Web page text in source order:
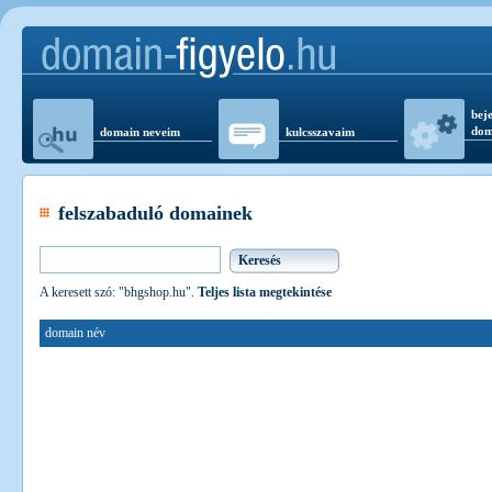
domain neveim kulcsszavaim
felszabaduló domainek
A keresett szó: "bhgshop.hu". Teljes lista megtekintése
domain név